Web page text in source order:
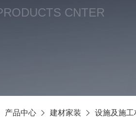
CNTER
产品中心 建材家装 设施及施工